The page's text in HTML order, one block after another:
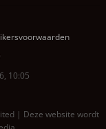
10:05
| Deze website wordt